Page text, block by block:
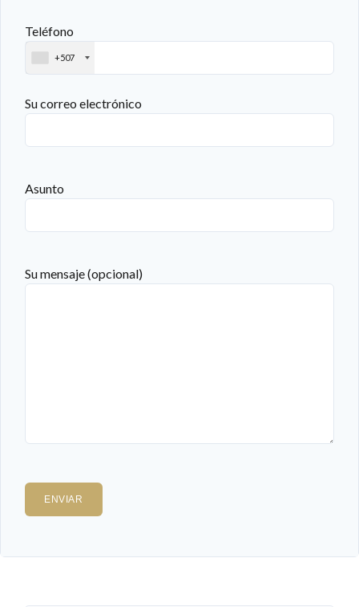
Teléfono
+507
Su correo electrónico
Asunto
Su mensaje (opcional)